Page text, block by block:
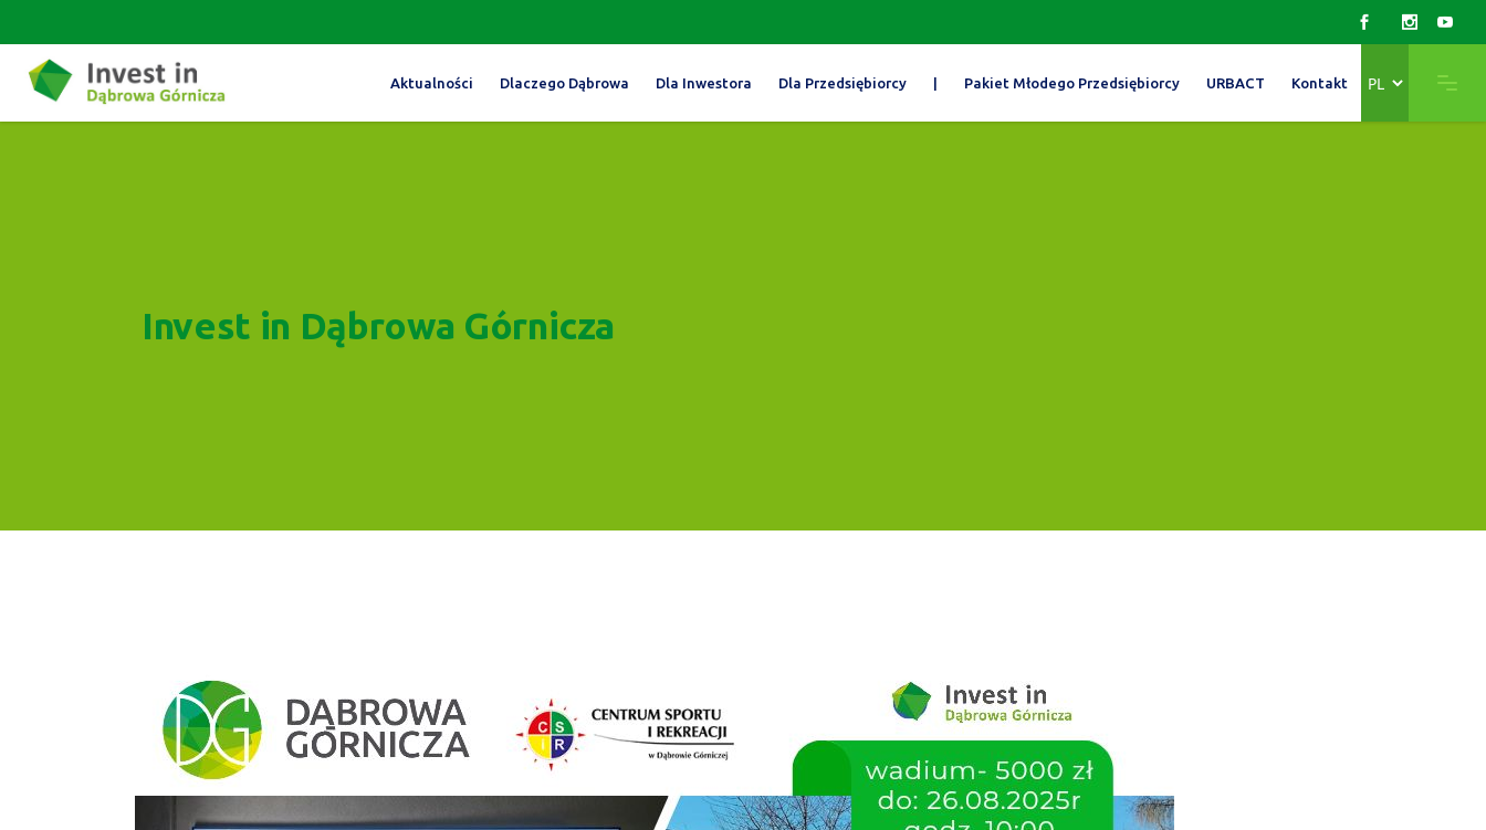
Aktualności Dlaczego Dąbrowa Dla Inwestora Dla Przedsiębiorcy | Pakiet Młodego Przedsiębiorcy URBACT Kontakt
język
Invest in Dąbrowa Górnicza